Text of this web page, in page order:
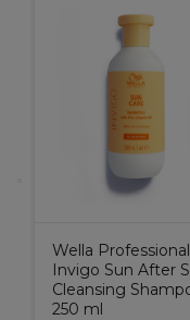
Wella
Invigo Sun After
Cleansing
250 ml